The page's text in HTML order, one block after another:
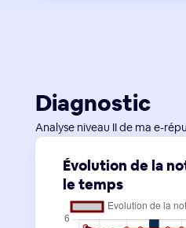
Diagnostic
Analyse niveau II de ma e-
Évolution de la
le temps